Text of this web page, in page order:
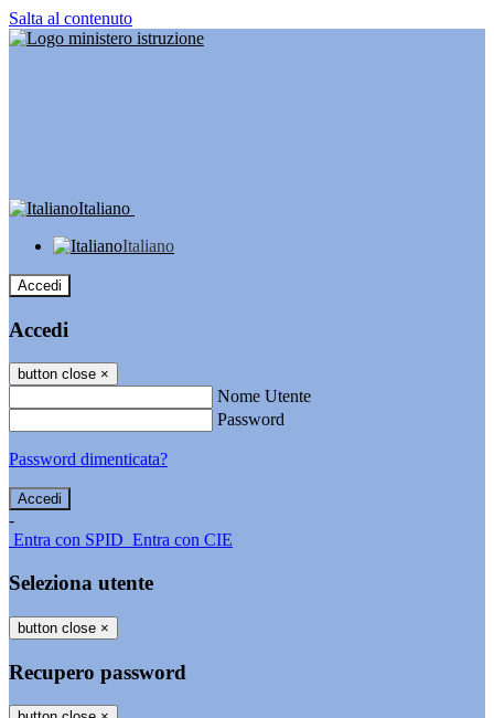
Salta al contenuto
Italiano
Italiano
Accedi
Accedi
button close ×
Nome Utente
Password
Password dimenticata?
-
Entra con SPID Entra con CIE
Seleziona utente
button close ×
Recupero password